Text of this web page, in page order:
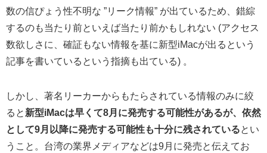
数の信ぴょう性不明な ”リーク情報” が出ているため、錯綜
するのも当たり前といえば当たり前かもしれない (アクセス
数欲しさに、確証もない情報を基に新型iMacが出るという
記事を書いているという指摘も出ている) 。
しかし、著名リーカーからもたらされている情報のみに絞
ると 新型iMacは早くて8月に発売する可能性があるが、依然
として9月以降に発売する可能性も十分に残されているとい
うこと。台湾の業界メディアなどは9月に発売と伝えてお